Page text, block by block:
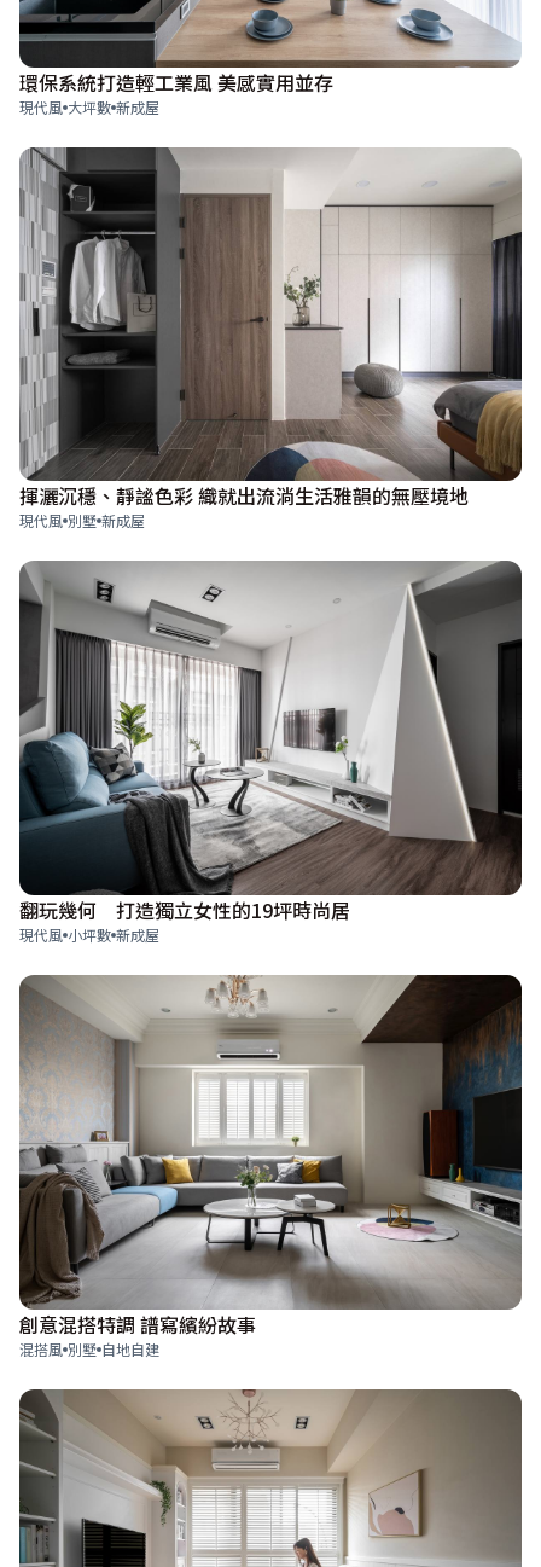
環保系統打造輕工業風 美感實用並存
現代風 大坪數 新成屋
揮灑沉穩、靜謐色彩 織就出流淌生活雅韻的無壓境地
現代風 別墅 新成屋
翻玩幾何 打造獨立女性的19坪時尚居
現代風 小坪數 新成屋
創意混搭特調 譜寫繽紛故事
混搭風 別墅 自地自建